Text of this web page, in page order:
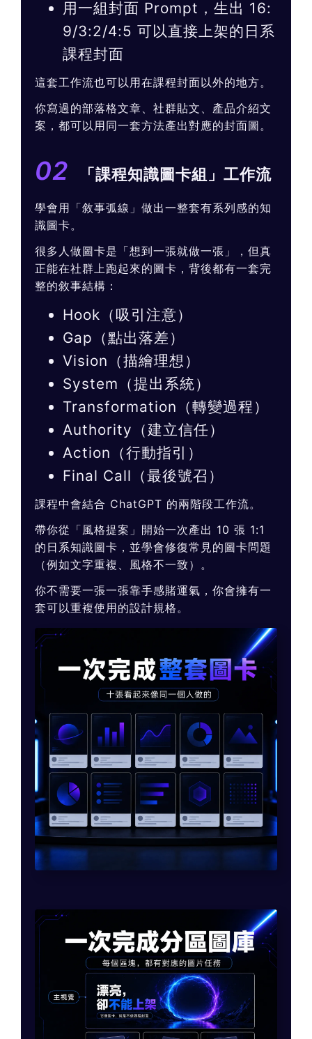
用一組封面 Prompt，生出 16:
9/3:2/4:5 可以直接上架的日系
課程封面
這套工作流也可以用在課程封面以外的地方。
你寫過的部落格文章、社群貼文、產品介紹文
案，都可以用同一套方法產出對應的封面圖。
02 「課程知識圖卡組」工作流
學會用「敘事弧線」做出一整套有系列感的知
識圖卡。
很多人做圖卡是「想到一張就做一張」，但真
正能在社群上跑起來的圖卡，背後都有一套完
整的敘事結構：
Hook（吸引注意）
Gap（點出落差）
Vision（描繪理想）
System（提出系統）
Transformation（轉變過程）
Authority（建立信任）
Action（行動指引）
Final Call（最後號召）
課程中會結合 ChatGPT 的兩階段工作流。
帶你從「風格提案」開始一次產出 10 張 1:1
的日系知識圖卡，並學會修復常見的圖卡問題
（例如文字重複、風格不一致）。
你不需要一張一張靠手感賭運氣，你會擁有一
套可以重複使用的設計規格。